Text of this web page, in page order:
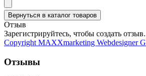
Отзыв
Зарегистрируйтесь, чтобы создать отзыв.
Copyright MAXXmarketing Webdesigner
Отзывы